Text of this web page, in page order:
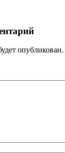
опубликован.